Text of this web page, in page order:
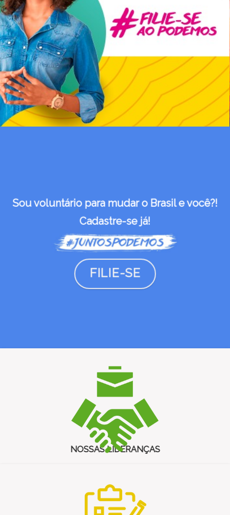
Sou voluntário para mudar o Brasil e você?!
Cadastre-se já!
FILIE-SE
NOSSAS LIDERANÇAS